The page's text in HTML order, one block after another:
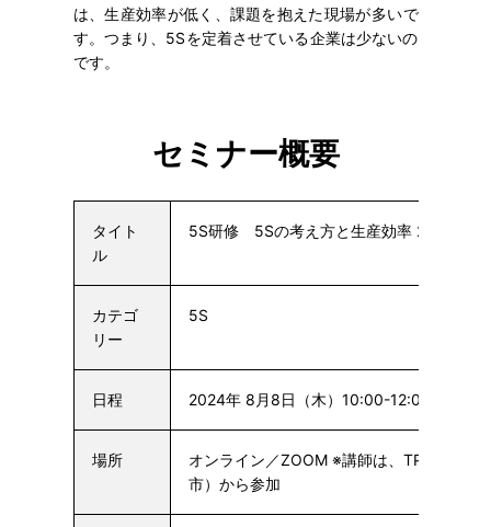
は、生産効率が低く、課題を抱えた現場が多いで
す。つまり、5Sを定着させている企業は少ないの
です。
セミナー概要
タイト
ル
5S研修 5Sの考え方と生産効率 2024/8/8
カテゴ
リー
5S
日程 2024年 8月8日（木）10:00-12:00
場所
オンライン／ZOOM ※講師は、TPS道場（
市）から参加